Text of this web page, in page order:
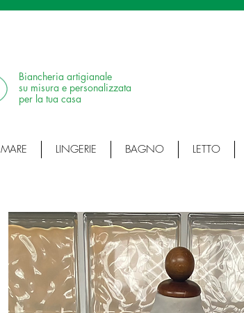
Biancheria artigianale
su misura e personalizzata
per la tua casa
MARE LINGERIE BAGNO LETTO